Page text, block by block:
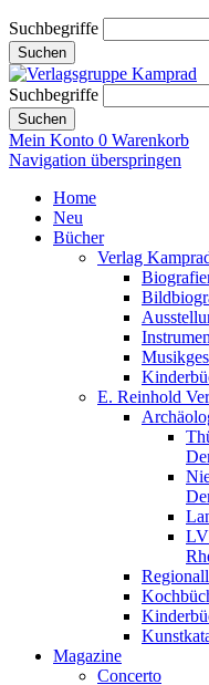
Suchbegriffe
Suchen
Suchbegriffe
Suchen
Mein Konto 0 Warenkorb
Navigation überspringen
Home
Neu
Bücher
Verlag
E. Reinhold
Magazine
Concerto